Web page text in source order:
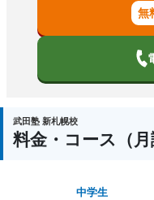
武田塾 新札幌校
料金・コース（月
中学生